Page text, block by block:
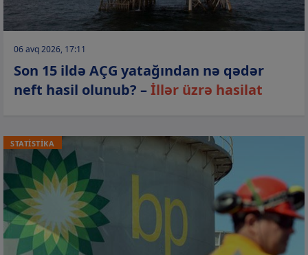
06 avq 2026, 17:11
Son 15 ildə AÇG yatağından nə qədər
neft hasil olunub? –İllər üzrə hasilat
STATİSTİKA